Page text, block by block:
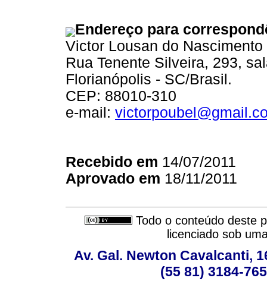
Endereço para
Victor Lousan do Nascimento
Rua Tenente Silveira, 293,
Florianópolis - SC/Brasil.
CEP: 88010-310
e-mail:
Recebido em 14/07/2011
Aprovado em 18/11/2011
Todo o conteúdo deste
licenciado sob
Av. Gal. Newton Cavalcanti,
(55 81) 3184-